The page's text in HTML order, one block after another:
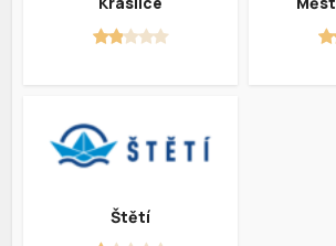
Štětí